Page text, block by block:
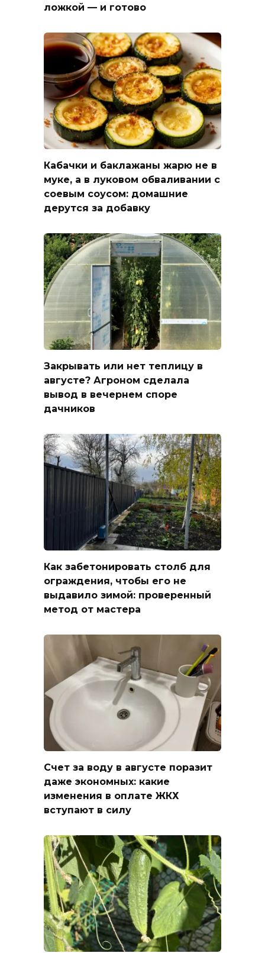
ложкой — и готово
Кабачки и баклажаны жарю не в
муке, а в луковом обваливании с
соевым соусом: домашние
дерутся за добавку
Закрывать или нет теплицу в
августе? Агроном сделала
вывод в вечернем споре
дачников
Как забетонировать столб для
ограждения, чтобы его не
выдавило зимой: проверенный
метод от мастера
Счет за воду в августе поразит
даже экономных: какие
изменения в оплате ЖКХ
вступают в силу